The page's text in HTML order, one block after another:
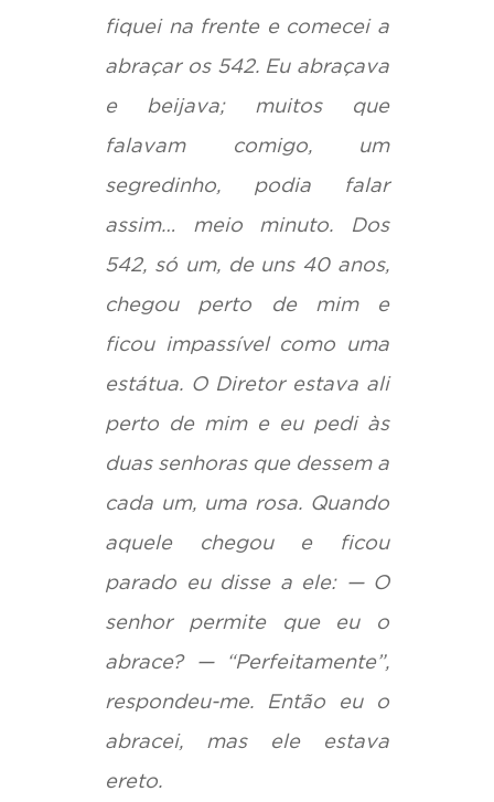
fiquei na frente e comecei a
abraçar os 542. Eu abraçava
e beijava; muitos que
falavam comigo, um
segredinho, podia falar
assim… meio minuto. Dos
542, só um, de uns 40 anos,
chegou perto de mim e
ficou impassível como uma
estátua. O Diretor estava ali
perto de mim e eu pedi às
duas senhoras que dessem a
cada um, uma rosa. Quando
aquele chegou e ficou
parado eu disse a ele: — O
senhor permite que eu o
abrace? — “Perfeitamente”,
respondeu-me. Então eu o
abracei, mas ele estava
ereto.